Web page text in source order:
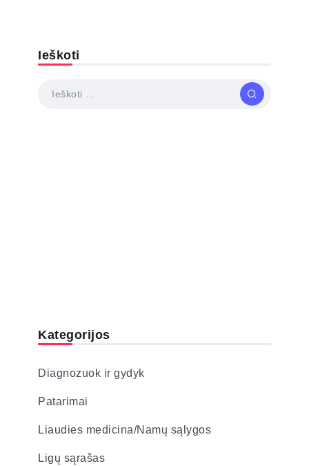
Ieškoti
Kategorijos
Diagnozuok ir gydyk
Patarimai
Liaudies medicina/Namų sąlygos
Ligų sąrašas